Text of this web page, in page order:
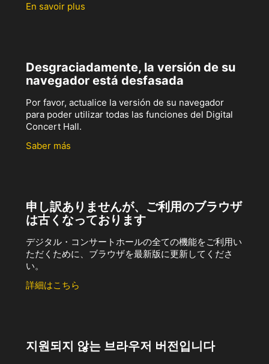
En savoir plus
Desgraciadamente, la versión de su
navegador está desfasada
Por favor, actualice la versión de su navegador
para poder utilizar todas las funciones del Digital
Concert Hall.
Saber más
申し訳ありませんが、ご利用のブラウザ
は古くなっております
デジタル・コンサートホールの全ての機能をご利用い
ただくために、ブラウザを最新版に更新してくださ
い。
詳細はこちら
지원되지 않는 브라우저 버전입니다